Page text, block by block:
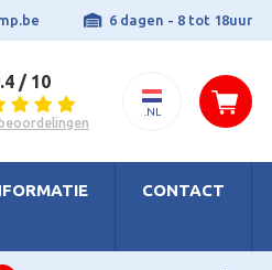
6 dagen - 8 tot 18uur
/ 10
.NL
CONTACT